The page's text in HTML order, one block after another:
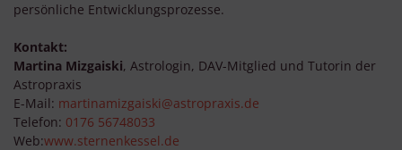
persönliche Entwicklungsprozesse.
Kontakt:
Martina Mizgaiski, Astrologin, DAV-Mitglied und Tutorin der
Astropraxis
E-Mail: martinamizgaiski@astropraxis.de
Telefon: 0176 56748033
Web:www.sternenkessel.de